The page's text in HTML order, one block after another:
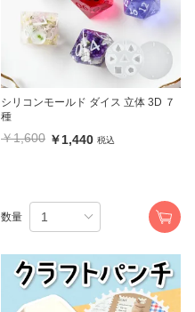
シリコンモールド ダイス 立体 3D ７
種
￥1,600 ￥1,440 税込
数量